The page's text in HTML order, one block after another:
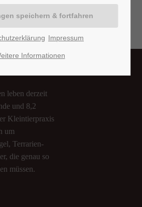
vorhanden.
leben derzeit
und 8,2
Kleintierpraxis
um
Terrarien-
die genau so
müssen.
Impressum
Informationen